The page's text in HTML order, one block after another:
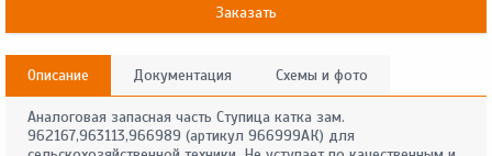
Заказать
Описание Документация Схемы и фото
Аналоговая запасная часть Ступица катка зам.
962167,963113,966989 (артикул 966999АК) для